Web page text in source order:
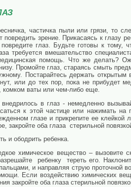
частичка пыли или грязи, то
повредить зрение. Прикасаясь к глазу
глаз. Будьте готовы к тому,
требуется вмешательство
помощь. Что же делать?
Промойте глаз, стараясь смыть
Постарайтесь держать
или до тех пор, пока не прибудет
комком ваты или чем-либо еще.
внедрилось в глаз - немедленно
к этой частице или нажимать
глазе и прикрепите ее
закройте оба глаза стерильной
и ободрить ребенка.
химическое вещество –
ребенку тереть его.
и направляя струю проточной
Если воздействию химических
закройте оба глаза стерильной